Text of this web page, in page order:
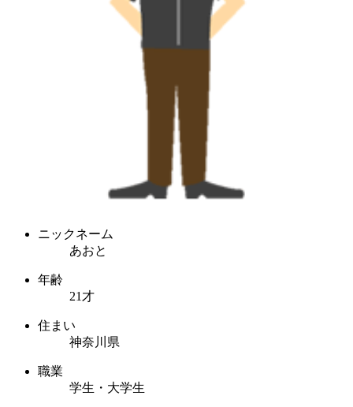
ニックネーム
あおと
年齢
21才
住まい
神奈川県
職業
学生・大学生